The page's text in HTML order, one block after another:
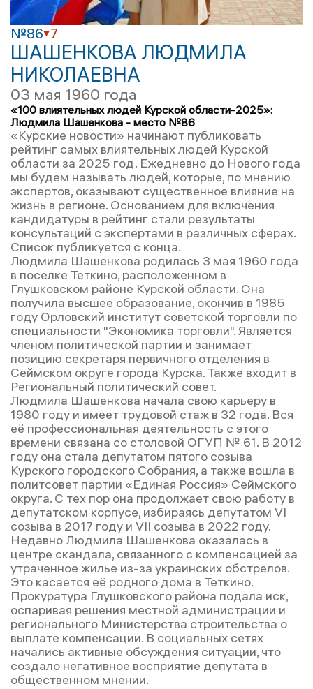
№86 7
ШАШЕНКОВА ЛЮДМИЛА
НИКОЛАЕВНА
03 мая 1960 года
«100 влиятельных людей Курской области-2025»:
Людмила Шашенкова - место №86
«Курские новости» начинают публиковать
рейтинг самых влиятельных людей Курской
области за 2025 год. Ежедневно до Нового года
мы будем называть людей, которые, по мнению
экспертов, оказывают существенное влияние на
жизнь в регионе. Основанием для включения
кандидатуры в рейтинг стали результаты
консультаций с экспертами в различных сферах.
Список публикуется с конца.
Людмила Шашенкова родилась 3 мая 1960 года
в поселке Теткино, расположенном в
Глушковском районе Курской области. Она
получила высшее образование, окончив в 1985
году Орловский институт советской торговли по
специальности "Экономика торговли". Является
членом политической партии и занимает
позицию секретаря первичного отделения в
Сеймском округе города Курска. Также входит в
Региональный политический совет.
Людмила Шашенкова начала свою карьеру в
1980 году и имеет трудовой стаж в 32 года. Вся
её профессиональная деятельность с этого
времени связана со столовой ОГУП № 61. В 2012
году она стала депутатом пятого созыва
Курского городского Собрания, а также вошла в
политсовет партии «Единая Россия» Сеймского
округа. С тех пор она продолжает свою работу в
депутатском корпусе, избираясь депутатом VI
созыва в 2017 году и VII созыва в 2022 году.
Недавно Людмила Шашенкова оказалась в
центре скандала, связанного с компенсацией за
утраченное жилье из-за украинских обстрелов.
Это касается её родного дома в Теткино.
Прокуратура Глушковского района подала иск,
оспаривая решения местной администрации и
регионального Министерства строительства о
выплате компенсации. В социальных сетях
начались активные обсуждения ситуации, что
создало негативное восприятие депутата в
общественном мнении.